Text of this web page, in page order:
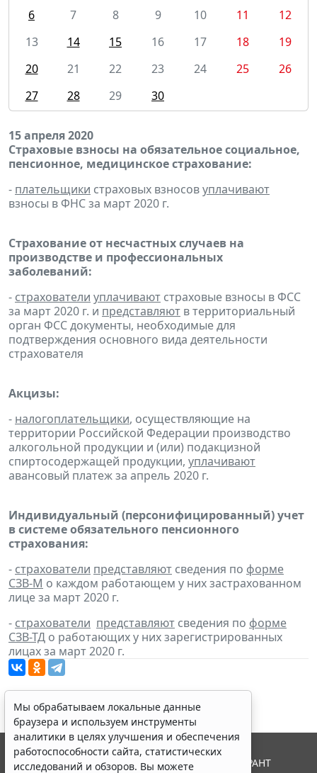
6
7 8 9 10 11
12
13
14 15 16 17 18
19
20
21 22 23 24 25
26
27
28 29 30
15 апреля 2020
Страховые взносы на обязательное социальное,
пенсионное, медицинское страхование:
- плательщики страховых взносовуплачивают
взносы в ФНС за март 2020 г.
Страхование от несчастных случаев на
производстве и профессиональных
заболеваний:
- страхователи уплачивают страховые взносы в ФСС
за март 2020 г. и представляют в территориальный
орган ФСС документы, необходимые для
подтверждения основного вида деятельности
страхователя
Акцизы:
- налогоплательщики, осуществляющие на
территории Российской Федерации производство
алкогольной продукции и (или) подакцизной
спиртосодержащей продукции, уплачивают
авансовый платеж за апрель 2020 г.
Индивидуальный (персонифицированный) учет
в системе обязательного пенсионного
страхования:
- страхователи представляют сведения по форме
СЗВ-М о каждом работающем у них застрахованном
лице за март 2020 г.
- страхователи представляют сведения по форме
СЗВ-ТД о работающих у них зарегистрированных
лицах за март 2020 г.
Мы обрабатываем локальные данные
браузера и используем инструменты
аналитики в целях улучшения и обеспечения
работоспособности сайта, статистических
исследований и обзоров. Вы можете
© ООО "НПП "ГАРАНТ-СЕРВИС", 2026. Система ГАРАНТ